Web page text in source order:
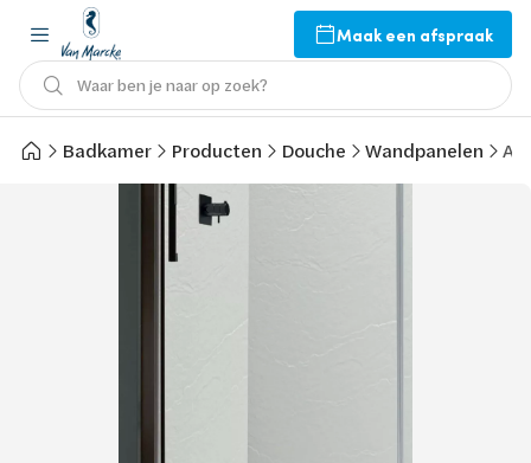
Maak een afspraak
Waar ben je naar op zoek?
Badkamer Producten Douche Wandpanelen